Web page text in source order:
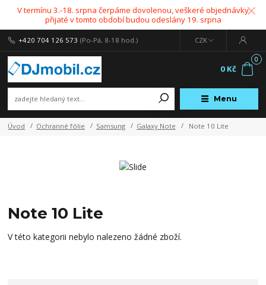
V termínu 3.-18. srpna čerpáme dovolenou, veškeré objednávky
přijaté v tomto období budou odeslány 19. srpna
Menu
CZK
+420 704 126 573 (Po-Pá, 8-18 hod.)
0
0 Kč
Úvod Ochranné fólie Samsung Galaxy Note Note 10 Lite
Note 10 Lite
V této kategorii nebylo nalezeno žádné zboží.